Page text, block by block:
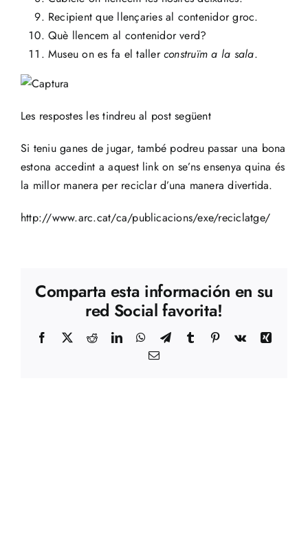
Recipient que llençaries al contenidor groc.
Què llencem al contenidor verd?
Museu on es fa el tallerconstruïm a la sala.
Les respostes les tindreu al post següent
Si teniu ganes de jugar, també podreu passar una bona
estona accedint a aquest link on se’ns ensenya quina és
la millor manera per reciclar d’una manera divertida.
http://www.arc.cat/ca/publicacions/exe/reciclatge/
Comparta esta información en su
red Social favorita!
Facebook
X RedditLinkedInWhatsApp
TelegramTumblr Pinterest
Vk
Xing
Correo